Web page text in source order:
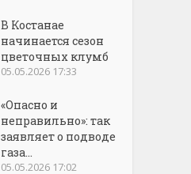
В Костанае
начинается сезон
цветочных клумб
05.05.2026 17:33
«Опасно и
неправильно»: так
заявляет о подводе
газа...
05.05.2026 17:02